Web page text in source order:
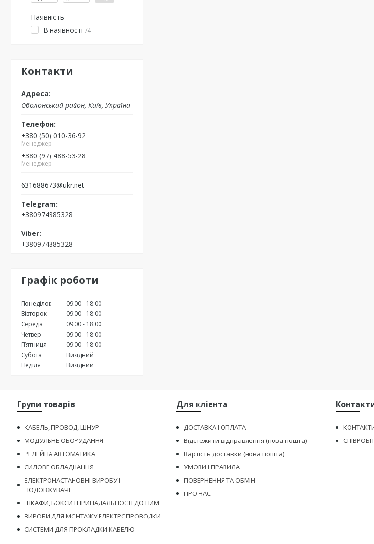
Наявність
В наявності
4
Контакти
Оболонський район, Київ, Україна
+380 (50) 010-36-92
Менеджер
+380 (97) 488-53-28
Менеджер
631688673@ukr.net
+380974885328
+380974885328
Графік роботи
Понеділок 09:00
18:00
Вівторок
09:00
18:00
Середа
09:00
18:00
Четвер
09:00
18:00
Пʼятниця
09:00
18:00
Субота
Вихідний
Неділя
Вихідний
Групи товарів
КАБЕЛЬ, ПРОВОД, ШНУР
МОДУЛЬНЕ ОБОРУДАННЯ
РЕЛЕЙНА АВТОМАТИКА
СИЛОВЕ ОБЛАДНАННЯ
ЕЛЕКТРОНАСТАНОВНІ ВИРОБУ І
ПОДОВЖУВАЧІ
ШКАФИ, БОКСИ І ПРИНАДАЛЬНОСТІ ДО НИМ
ВИРОБИ ДЛЯ МОНТАЖУ ЕЛЕКТРОПРОВОДКИ
СИСТЕМИ ДЛЯ ПРОКЛАДКИ КАБЕЛЮ
Для клієнта
ДОСТАВКА І ОПЛАТА
Відстежити відправлення (нова пошта)
Вартість доставки (нова пошта)
УМОВИ І ПРАВИЛА
ПОВЕРНЕННЯ ТА ОБМІН
ПРО НАС